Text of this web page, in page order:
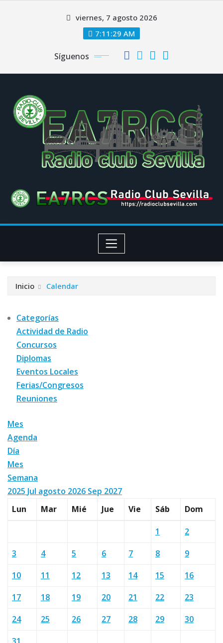
viernes, 7 agosto 2026
7:11:30 AM
Síguenos
Inicio Calendar
Categorías
Actividad de Radio
Concursos
Diplomas
Eventos Locales
Ferias/Congresos
Reuniones
Mes
Agenda
Día
Mes
Semana
2025 Jul agosto 2026 Sep 2027
Lun
Mar Mié Jue Vie Sáb Dom
1
2
3
4 5 6 7 8
9
10
11 12 13 14 15
16
17
18 19 20 21 22
23
24
25 26 27 28 29
30